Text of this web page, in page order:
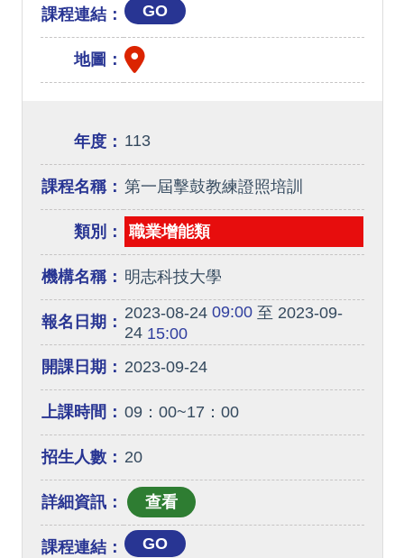
課程連結： GO
地圖：
年度： 113
課程名稱： 第一屆擊鼓教練證照培訓
類別： 職業增能類
機構名稱： 明志科技大學
報名日期： 2023-08-2409:00至 2023-09-
2415:00
開課日期： 2023-09-24
上課時間： 09：00~17：00
招生人數： 20
詳細資訊：
課程連結： GO